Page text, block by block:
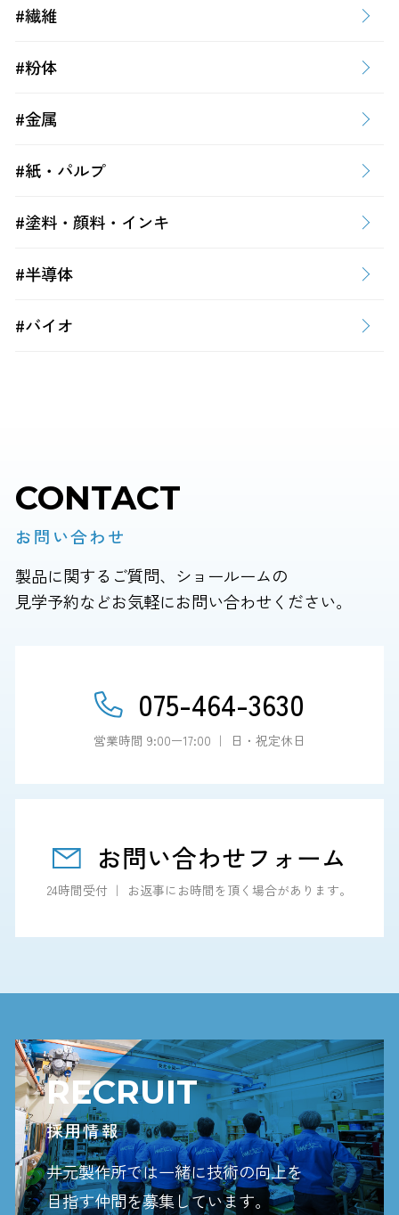
#繊維
#粉体
#金属
#紙・パルプ
#塗料・顔料・インキ
#半導体
#バイオ
CONTACT
お問い合わせ
製品に関するご質問、ショールームの
見学予約などお気軽にお問い合わせください。
075-464-3630
営業時間 9:00ー17:00 ｜ 日・祝定休日
お問い合わせフォーム
24時間受付 ｜ お返事にお時間を頂く場合があります。
RECRUIT
採用情報
井元製作所では一緒に技術の向上を
目指す仲間を募集しています。